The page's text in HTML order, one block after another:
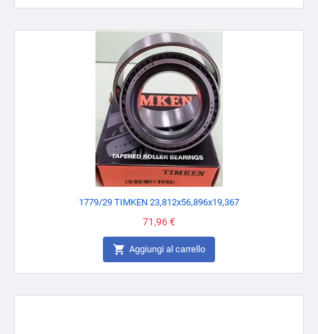
1779/29 TIMKEN 23,812x56,896x19,367
Prezzo
71,96 €
 Aggiungi al carrello